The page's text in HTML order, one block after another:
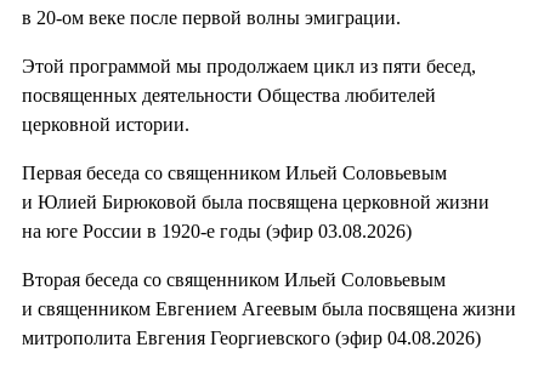
в 20-ом веке после первой волны эмиграции.
Этой программой мы продолжаем цикл из пяти бесед,
посвященных деятельности Общества любителей
церковной истории.
Первая беседа со священником Ильей Соловьевым
и Юлией Бирюковой была посвящена церковной жизни
на юге России в 1920-е годы (эфир 03.08.2026)
Вторая беседа со священником Ильей Соловьевым
и священником Евгением Агеевым была посвящена жизни
митрополита Евгения Георгиевского (эфир 04.08.2026)